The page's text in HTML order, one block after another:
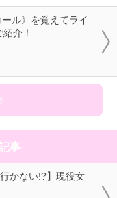
ル》を覚えてライ
介！
事
かない!?】現役女